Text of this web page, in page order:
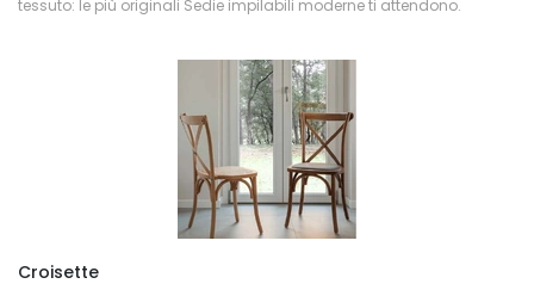
tessuto: le più originali Sedie impilabili moderne ti attendono.
Croisette